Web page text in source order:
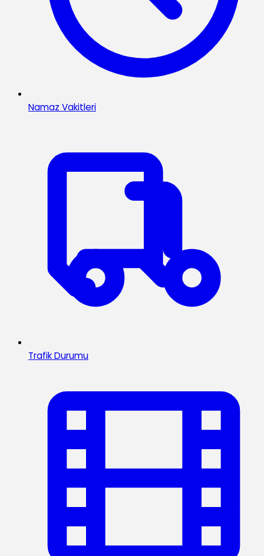
Namaz Vakitleri
Trafik Durumu